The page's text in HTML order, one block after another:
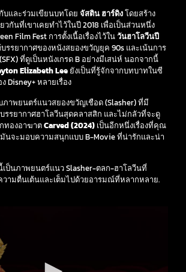
บและร่วมเขียนบทโดย จัสติน ฮาร์ดิงโดยสร้าง
กันที่เขาเคยทำไว้ในปี 2018 เพื่อเป็นส่วนหนึ่ง
Film Fest การตั้งเนื้อเรื่องไว้ในวันฮาโลวีนปี
รรยากาศของหนังสยองขวัญยุค 90s และเน้นการ
ที่ดูเป็นหนังเกรด B อย่างมีเสน่ห์ นอกจากนี้
Elizabeth Lee ยังเป็นที่รู้จักจากบทบาทในซี
Disney+ หลายเรื่อง
าพยนตร์แนวสยองขวัญเชือด (Slasher) ที่มี
รรยากาศฮาโลวีนสุดคลาสสิก และไม่กลัวที่จะดู
ทองอาฆาตCarved (2024) เป็นอีกหนึ่งเรื่องที่คุณ
นจะมอบความสนุกแบบ B-Movie ที่น่ารักและน่า
เป็นภาพยนตร์แนว Slasher-ตลก-ฮาโลวีนที่
ามตื่นเต้นและเต็มไปด้วยอารมณ์ที่หลากหลาย.